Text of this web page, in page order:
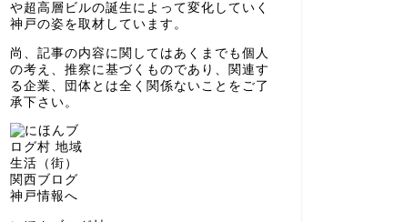
や超高層ビルの誕生によって変化していく
神戸の姿を取材しています。
尚、記事の内容に関してはあくまでも個人
の考え、推察に基づくものであり、関連す
る企業、団体とは全く関係ないことをご了
承下さい。